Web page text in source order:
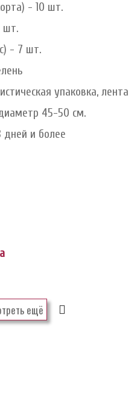
- 10 шт.
шт.
- 7 шт.
упаковка, лента
45-50 см.
дней и более
ещё